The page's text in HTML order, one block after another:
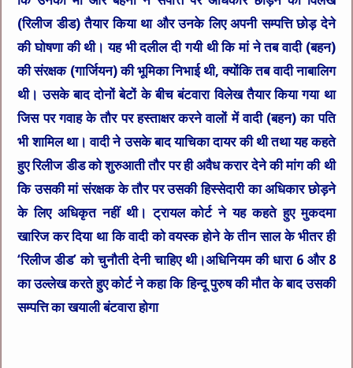
(रिलीज डीड) तैयार किया था और उनके लिए अपनी सम्पत्ति छोड़ देने
की घोषणा की थी। यह भी दलील दी गयी थी कि मां ने तब वादी (बहन)
की संरक्षक (गार्जियन) की भूमिका निभाई थी, क्योंकि तब वादी नाबालिग
थी। उसके बाद दोनों बेटों के बीच बंटवारा विलेख तैयार किया गया था
जिस पर गवाह के तौर पर हस्ताक्षर करने वालों में वादी (बहन) का पति
भी शामिल था। वादी ने उसके बाद याचिका दायर की थी तथा यह कहते
हुए रिलीज डीड को शुरुआती तौर पर ही अवैध करार देने की मांग की थी
कि उसकी मां संरक्षक के तौर पर उसकी हिस्सेदारी का अधिकार छोड़ने
के लिए अधिकृत नहीं थी। ट्रायल कोर्ट ने यह कहते हुए मुकदमा
खारिज कर दिया था कि वादी को वयस्क होने के तीन साल के भीतर ही
‘रिलीज डीड’ को चुनौती देनी चाहिए थी।अधिनियम की धारा 6 और 8
का उल्लेख करते हुए कोर्ट ने कहा कि हिन्दू पुरुष की मौत के बाद उसकी
सम्पत्ति का खयाली बंटवारा होगा